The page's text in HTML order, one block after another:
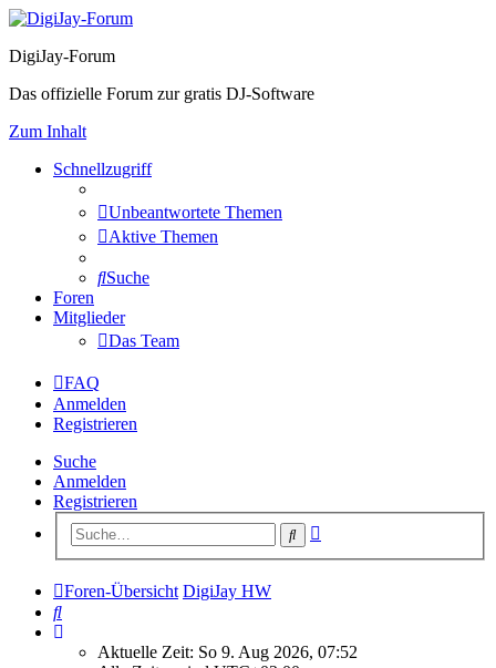
DigiJay-Forum
Das offizielle Forum zur gratis DJ-Software
Zum Inhalt
Schnellzugriff
Unbeantwortete Themen
Aktive Themen
Suche
Foren
Mitglieder
Das Team
FAQ
Anmelden
Registrieren
Suche
Anmelden
Registrieren
Suche
Foren-Übersicht DigiJay HW
Suche
Aktuelle Zeit: So 9. Aug 2026, 07:52